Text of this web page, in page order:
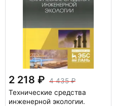
2 218
4 435
Технические средства
инженерной экологии.